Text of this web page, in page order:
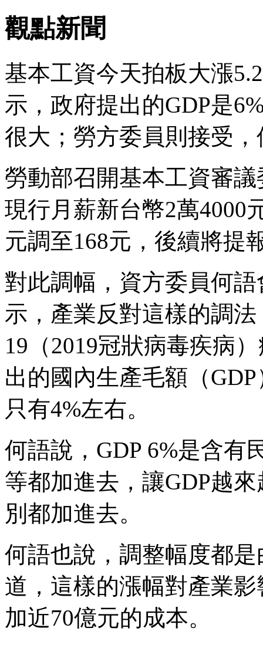
觀點新聞
基本工資今天拍板大漲
示，政府提出的GDP是
很大；勞方委員則接受
勞動部召開基本工資審
現行月薪新台幣2萬4000
元調至168元，後續將提
對此調幅，資方委員何
示，產業反對這樣的調
19（2019冠狀病毒疾病
出的國內生產毛額（
只有4%左右。
何語說，GDP 6%是含有
等都加進去，讓GDP越
別都加進去。
何語也說，調整幅度都
道，這樣的漲幅對產業
加近70億元的成本。